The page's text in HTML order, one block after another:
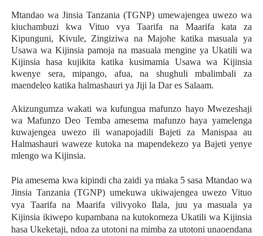
Mtandao wa Jinsia Tanzania (TGNP) umewajengea uwezo wa
kiuchambuzi kwa Vituo vya Taarifa na Maarifa kata za
Kipunguni, Kivule, Zingiziwa na Majohe katika masuala ya
Usawa wa Kijinsia pamoja na masuala mengine ya Ukatili wa
Kijinsia hasa kujikita katika kusimamia Usawa wa Kijinsia
kwenye sera, mipango, afua, na shughuli mbalimbali za
maendeleo katika halmashauri ya Jiji la Dar es Salaam.
Akizungumza wakati wa kufungua mafunzo hayo Mwezeshaji
wa Mafunzo Deo Temba amesema mafunzo haya yamelenga
kuwajengea uwezo ili wanapojadili Bajeti za Manispaa au
Halmashauri waweze kutoka na mapendekezo ya Bajeti yenye
mlengo wa Kijinsia.
Pia amesema kwa kipindi cha zaidi ya miaka 5 sasa Mtandao wa
Jinsia Tanzania (TGNP) umekuwa ukiwajengea uwezo Vituo
vya Taarifa na Maarifa vilivyoko Ilala, juu ya masuala ya
Kijinsia ikiwepo kupambana na kutokomeza Ukatili wa Kijinsia
hasa Ukeketaji, ndoa za utotoni na mimba za utotoni unaoendana